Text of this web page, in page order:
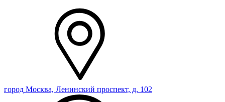
город Москва, Ленинский проспект, д. 102